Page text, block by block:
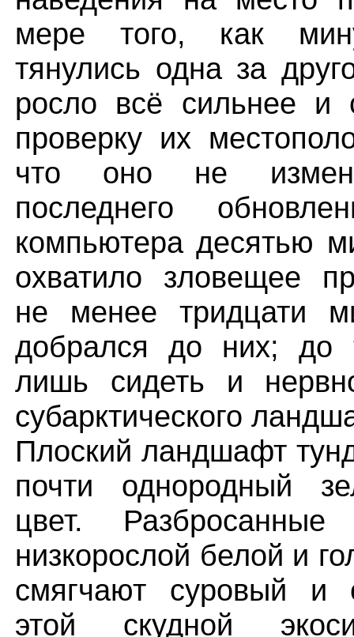
мере того, как
тянулись одна за
росло всё сильнее и
проверку их
что оно не
последнего
компьютера десятью
охватило зловещее
не менее тридцати
добрался до них; до
лишь сидеть и
субарктического
Плоский ландшафт
почти однородный
цвет.
низкорослой белой и
смягчают суровый и
этой скудной